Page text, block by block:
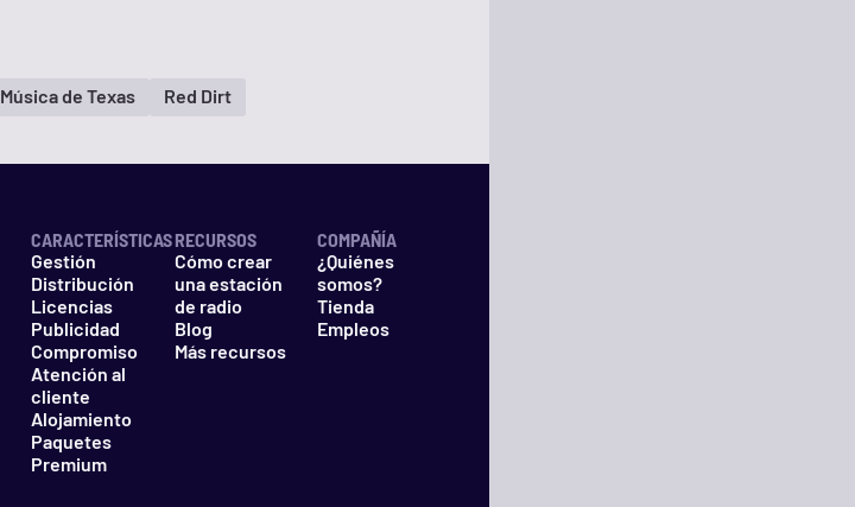
Música de Texas Red Dirt
CARACTERÍSTICAS
Gestión
Distribución
Licencias
Publicidad
Compromiso
Atención al
cliente
Alojamiento
Paquetes
Premium
RECURSOS
Cómo crear
una estación
de radio
Blog
Más recursos
COMPAÑÍA
¿Quiénes
somos?
Tienda
Empleos